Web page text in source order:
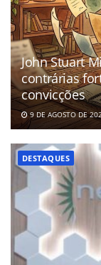
John Stuart
contrárias
convicções
9 DE AGOSTO DE
DESTAQUES